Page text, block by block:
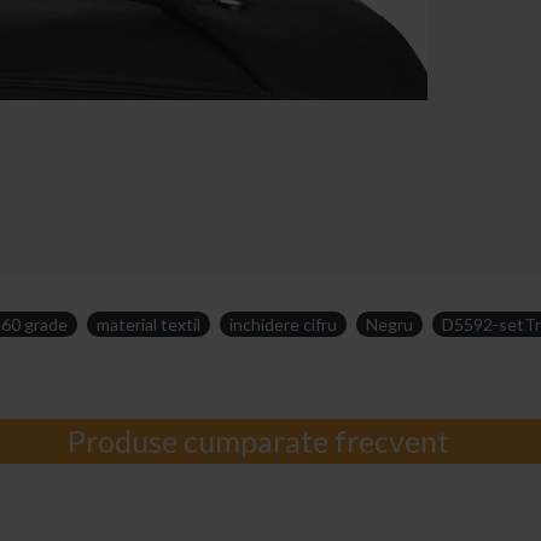
grade material textil inchidere cifru Negru D5592-
Produse cumparate frecvent